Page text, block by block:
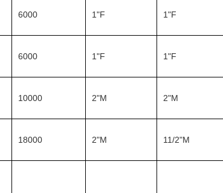
6000 1"F 1"F
6000 1"F 1"F
10000 2"M 2"M
18000 2"M 11/2"M